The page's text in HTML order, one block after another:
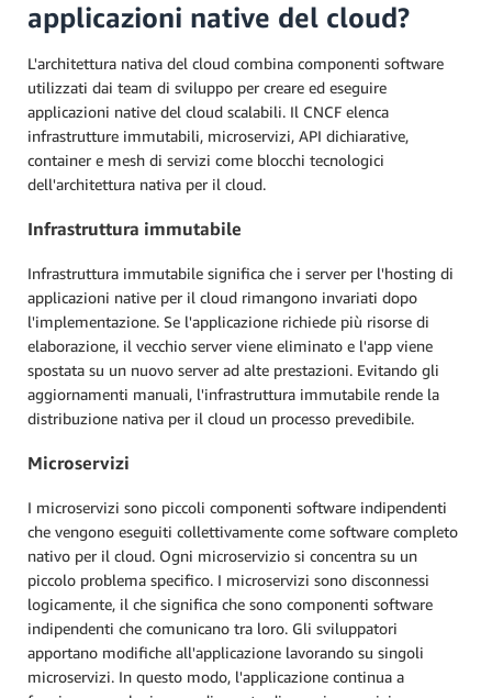
applicazioni native del cloud?
L'architettura nativa del cloud combina componenti software
utilizzati dai team di sviluppo per creare ed eseguire
applicazioni native del cloud scalabili. Il CNCF elenca
infrastrutture immutabili, microservizi, API dichiarative,
container e mesh di servizi come blocchi tecnologici
dell'architettura nativa per il cloud.
Infrastruttura immutabile
Infrastruttura immutabile significa che i server per l'hosting di
applicazioni native per il cloud rimangono invariati dopo
l'implementazione. Se l'applicazione richiede più risorse di
elaborazione, il vecchio server viene eliminato e l'app viene
spostata su un nuovo server ad alte prestazioni. Evitando gli
aggiornamenti manuali, l'infrastruttura immutabile rende la
distribuzione nativa per il cloud un processo prevedibile.
Microservizi
I microservizi sono piccoli componenti software indipendenti
che vengono eseguiti collettivamente come software completo
nativo per il cloud. Ogni microservizio si concentra su un
piccolo problema specifico. I microservizi sono disconnessi
logicamente, il che significa che sono componenti software
indipendenti che comunicano tra loro. Gli sviluppatori
apportano modifiche all'applicazione lavorando su singoli
microservizi. In questo modo, l'applicazione continua a